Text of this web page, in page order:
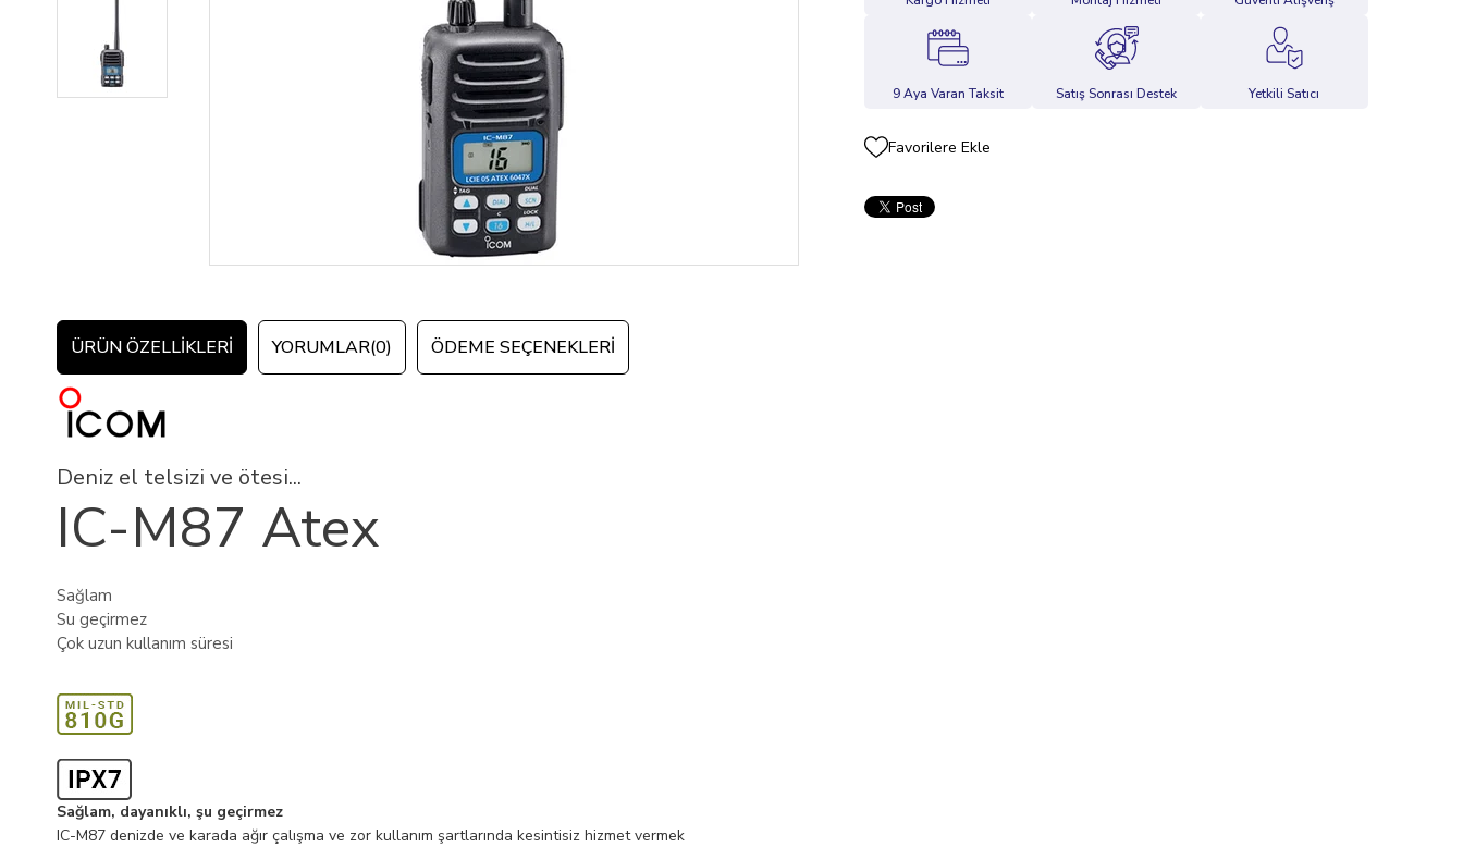
9 Aya Varan Taksit Satış Sonrası Destek Yetkili Satıcı
Favorilere Ekle
ÜRÜN ÖZELLIKLERI YORUMLAR(0) ÖDEME SEÇENEKLERI
Deniz el telsizi ve ötesi...
IC-M87 Atex
Sağlam
Su geçirmez
Çok uzun kullanım süresi
Sağlam, dayanıklı, şu geçirmez
IC-M87 denizde ve karada ağır çalışma ve zor kullanım şartlarında kesintisiz hizmet vermek